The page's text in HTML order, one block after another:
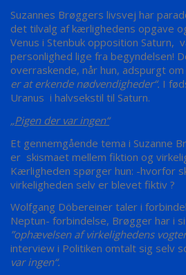
Suzannes Brøggers livsvej har
det tilvalg af kærlighedens opgave
Venus i Stenbuk opposition Saturn,
personlighed lige fra begyndelsen!
overraskende, når hun, adspurgt
er at erkende nødvendigheder“. I
Uranus i halvsekstil til Saturn.
„Pigen der var ingen“
Et gennemgående tema i Suzanne
er skismaet mellem fiktion og
Kærligheden spørger hun: -hvorfor
virkeligheden selv er blevet fiktiv ?
Wolfgang Döbereiner taler i
Neptun- forbindelse, Brøgger har i
”ophævelsen af virkelighedens
interview i Politiken omtalt sig selv
var ingen“.